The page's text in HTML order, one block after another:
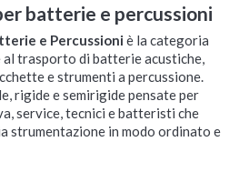
batterie e percussioni
e Percussioni è la categoria
trasporto di batterie acustiche,
e strumenti a percussione.
rigide e semirigide pensate per
service, tecnici e batteristi che
strumentazione in modo ordinato e